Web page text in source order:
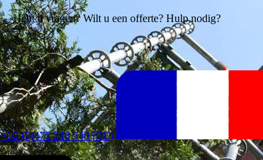
Hebt u vragen? Wilt u een offerte? Hulp nodig?
+32 (0)475 248 548 (BE)